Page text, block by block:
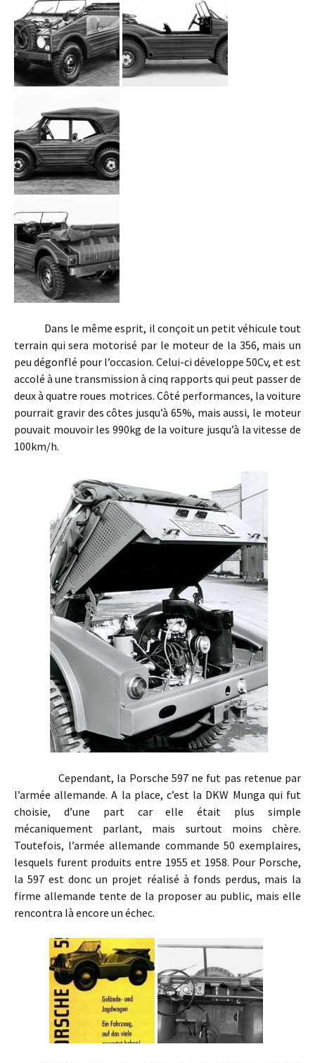
Dans le même esprit, il conçoit un petit véhicule tout
terrain qui sera motorisé par le moteur de la 356, mais un
peu dégonflé pour l’occasion. Celui-ci développe 50Cv, et est
accolé à une transmission à cinq rapports qui peut passer de
deux à quatre roues motrices. Côté performances, la voiture
pourrait gravir des côtes jusqu’à 65%, mais aussi, le moteur
pouvait mouvoir les 990kg de la voiture jusqu’à la vitesse de
100km/h.
Cependant, la Porsche 597 ne fut pas retenue par
l’armée allemande. A la place, c’est la DKW Munga qui fut
choisie, d’une part car elle était plus simple
mécaniquement parlant, mais surtout moins chère.
Toutefois, l’armée allemande commande 50 exemplaires,
lesquels furent produits entre 1955 et 1958. Pour Porsche,
la 597 est donc un projet réalisé à fonds perdus, mais la
firme allemande tente de la proposer au public, mais elle
rencontra là encore un échec.